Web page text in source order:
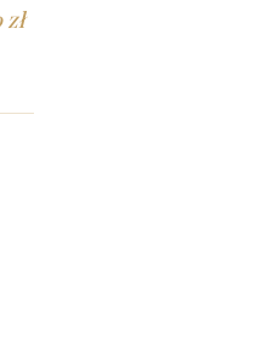
zł